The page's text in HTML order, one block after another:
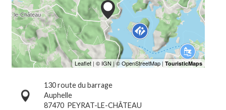
130 route du barrage
Auphelle
87470 PEYRAT-LE-CHÂTEAU